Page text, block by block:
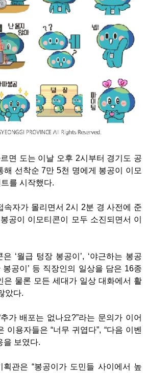
면 도는 이날 오후 2시부터 경기도 공
해 선착순 7만 5천 명에게 봉공이 이모
를 시작했다.
속자가 몰리면서 2시 2분 경 사전에 준
공이 이모티콘이 모두 소진되면서 이
‘월급 텅장 봉공이’, ‘야근하는 봉공
봉공이’ 등 직장인의 일상을 담은 16종
은 물론 모든 세대가 일상 대화에서 활
았다.
가 배포는 없나요?”라는 문의가 이어
이용자들은 “너무 귀엽다”, “다음 이벤
을 보였다.
관은 “봉공이가 도민들 사이에서 높